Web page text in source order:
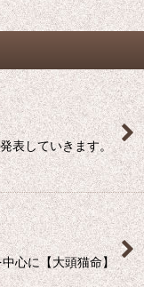
表していきます。
心に【大頭猫命】